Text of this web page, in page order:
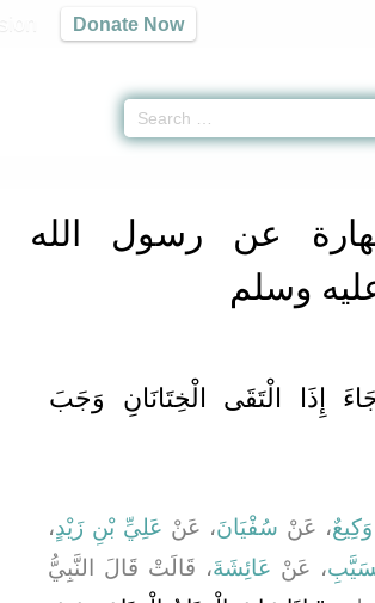
Donate Now
عن رسول الله
وسلم
إِذَا الْتَقَى الْخِتَانَانِ وَجَبَ
وَكِيعٌ، عَنْ سُفْيَانَ، عَنْ عَلِيِّ بْنِ زَيْدٍ،
، عَنْ عَائِشَةَ، قَالَتْ قَالَ النَّبِيُّ